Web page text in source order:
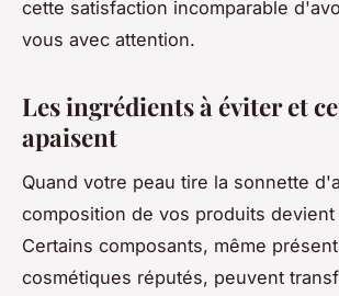
cette satisfaction incomparable
vous avec attention.
Les ingrédients à éviter et
apaisent
Quand votre peau tire la sonnette
composition de vos produits devient
Certains composants, même
cosmétiques réputés, peuvent